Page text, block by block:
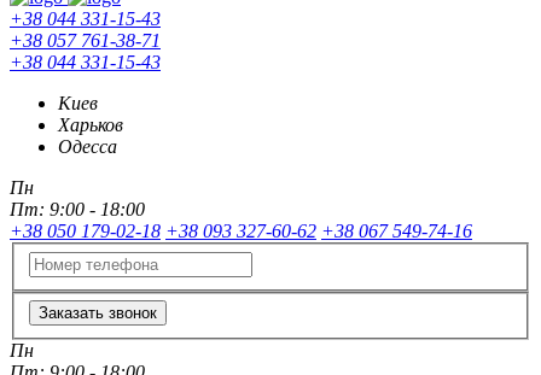
+38 044 331-15-43
+38 057 761-38-71
+38 044 331-15-43
Киев
Харьков
Одесса
Пн
Пт: 9:00 - 18:00
+38 050 179-02-18 +38 093 327-60-62 +38 067 549-74-16
Заказать звонок
Пн